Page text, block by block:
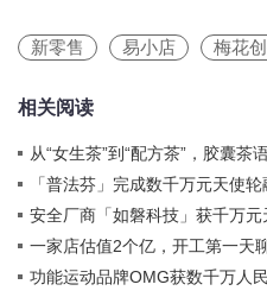
新零售 易小店 梅花
相关阅读
从“女生茶”到“配方茶”，胶囊茶
投资方为梅花创投
「普法芬」完成数千万元天使
理算法及联合仿真平台
安全厂商「如磐科技」获千万
全实战攻防与未知威胁防御
一家店估值2个亿，开工第一天
功能运动品牌OMG获数千万人